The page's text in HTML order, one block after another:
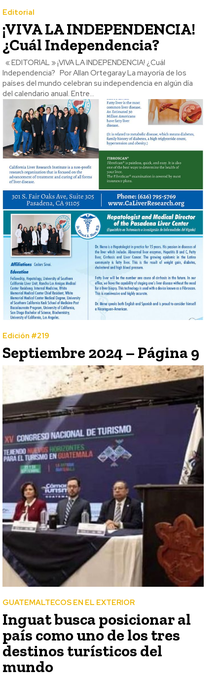
Editorial
¡VIVA LA INDEPENDENCIA!
¿Cuál Independencia?
Independencia? Por Allan Ortegaray La mayoría de los
países del mundo celebran su independencia en algún día
del calendario anual. Entre...
Edición #219
Septiembre 2024 – Página 9
GUATEMALTECOS EN EL EXTERIOR
Inguat busca posicionar al
país como uno de los tres
destinos turísticos del
mundo